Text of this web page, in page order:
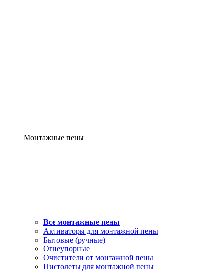
Монтажные пены
Все монтажные пены
Активаторы для монтажной пены
Бытовые (ручные)
Огнеупорные
Очистители от монтажной пены
Пистолеты для монтажной пены